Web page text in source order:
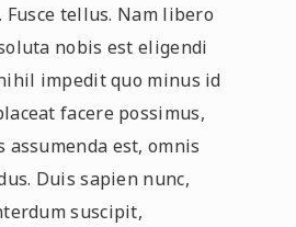
Fusce tellus. Nam libero
nobis est eligendi
impedit quo minus id
facere possimus,
assumenda est, omnis
Duis sapien nunc,
suscipit,